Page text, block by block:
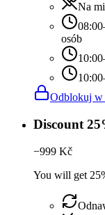
Na
osób
Odblokuj w
Discount
−999 Kč
You will get